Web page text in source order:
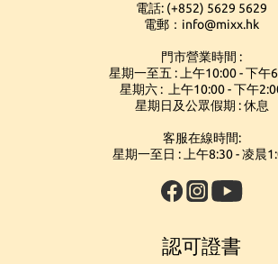
電話: (+852) 5629 5629
電郵：info@mixx.hk
門市營業時間 :
星期一至五 : 上午10:00 - 下午
星期六 : 上午10:00 - 下午
星期日及公眾假期 : 休息
客服在線時間:
星期一至日 : 上午8:30 - 凌晨
認可證書